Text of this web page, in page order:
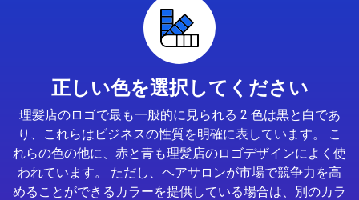
正しい色を選択してください
理髪店のロゴで最も一般的に見られる 2 色は黒と白であ
り、これらはビジネスの性質を明確に表しています。 こ
れらの色の他に、赤と青も理髪店のロゴデザインによく使
われています。 ただし、ヘアサロンが市場で競争力を高
めることができるカラーを提供している場合は、別のカラ